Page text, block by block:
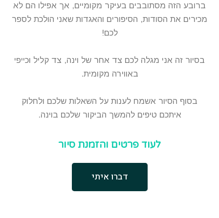
ברובע הזה מסתובבים בעיקר מקומיים, אך אפילו הם לא
מכירים את הסודות, הסיפורים והאגדות שאני הולכת לספר
לכם!
בסיור זה אני מגלה לכם צד אחר של וינה, צד קליל וכייפי
באווירה מקומית.
בסוף הסיור אשמח לענות על השאלות שלכם ולחלוק
איתכם טיפים להמשך הביקור שלכם בוינה.
לעוד פרטים והזמנת סיור
דברו איתי